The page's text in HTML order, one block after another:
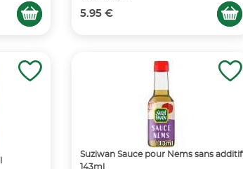
5.95 €
Suziwan Sauce pour Nems sans additif
143ml